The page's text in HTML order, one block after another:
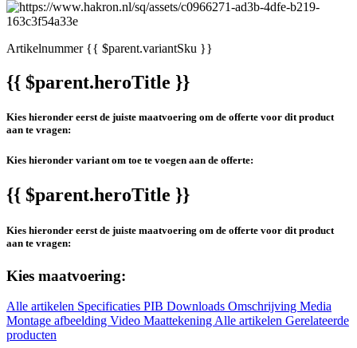
Artikelnummer{{ $parent.variantSku }}
{{ $parent.heroTitle }}
Kies hieronder eerst de juiste maatvoering om de offerte voor dit product
aan te vragen:
Kies hieronder variant om toe te voegen aan de offerte:
{{ $parent.heroTitle }}
Kies hieronder eerst de juiste maatvoering om de offerte voor dit product
aan te vragen:
Kies maatvoering:
Alle artikelen Specificaties PIB Downloads Omschrijving Media
Montage afbeelding Video MaattekeningAlle artikelen Gerelateerde
producten